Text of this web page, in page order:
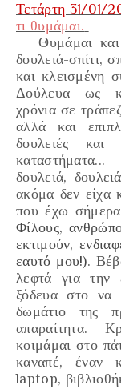
Τετάρτη 31/01/
τι θυμάμαι.
Θυμάμαι
δουλειά-σπίτι,
και κλεισμένη
Δούλευα ως
χρόνια σε
αλλά και
δουλειές
καταστήματα...
δουλειά,
ακόμα δεν είχα
πουέχω σήμερα
Φίλους,
εκτιμούν,
εαυτό μου!).
λεφτά για την
ξόδευα στο να
δωμάτιο της
απαραίτητα.
κοιμάμαι στο
καναπέ,έναν
laptop,